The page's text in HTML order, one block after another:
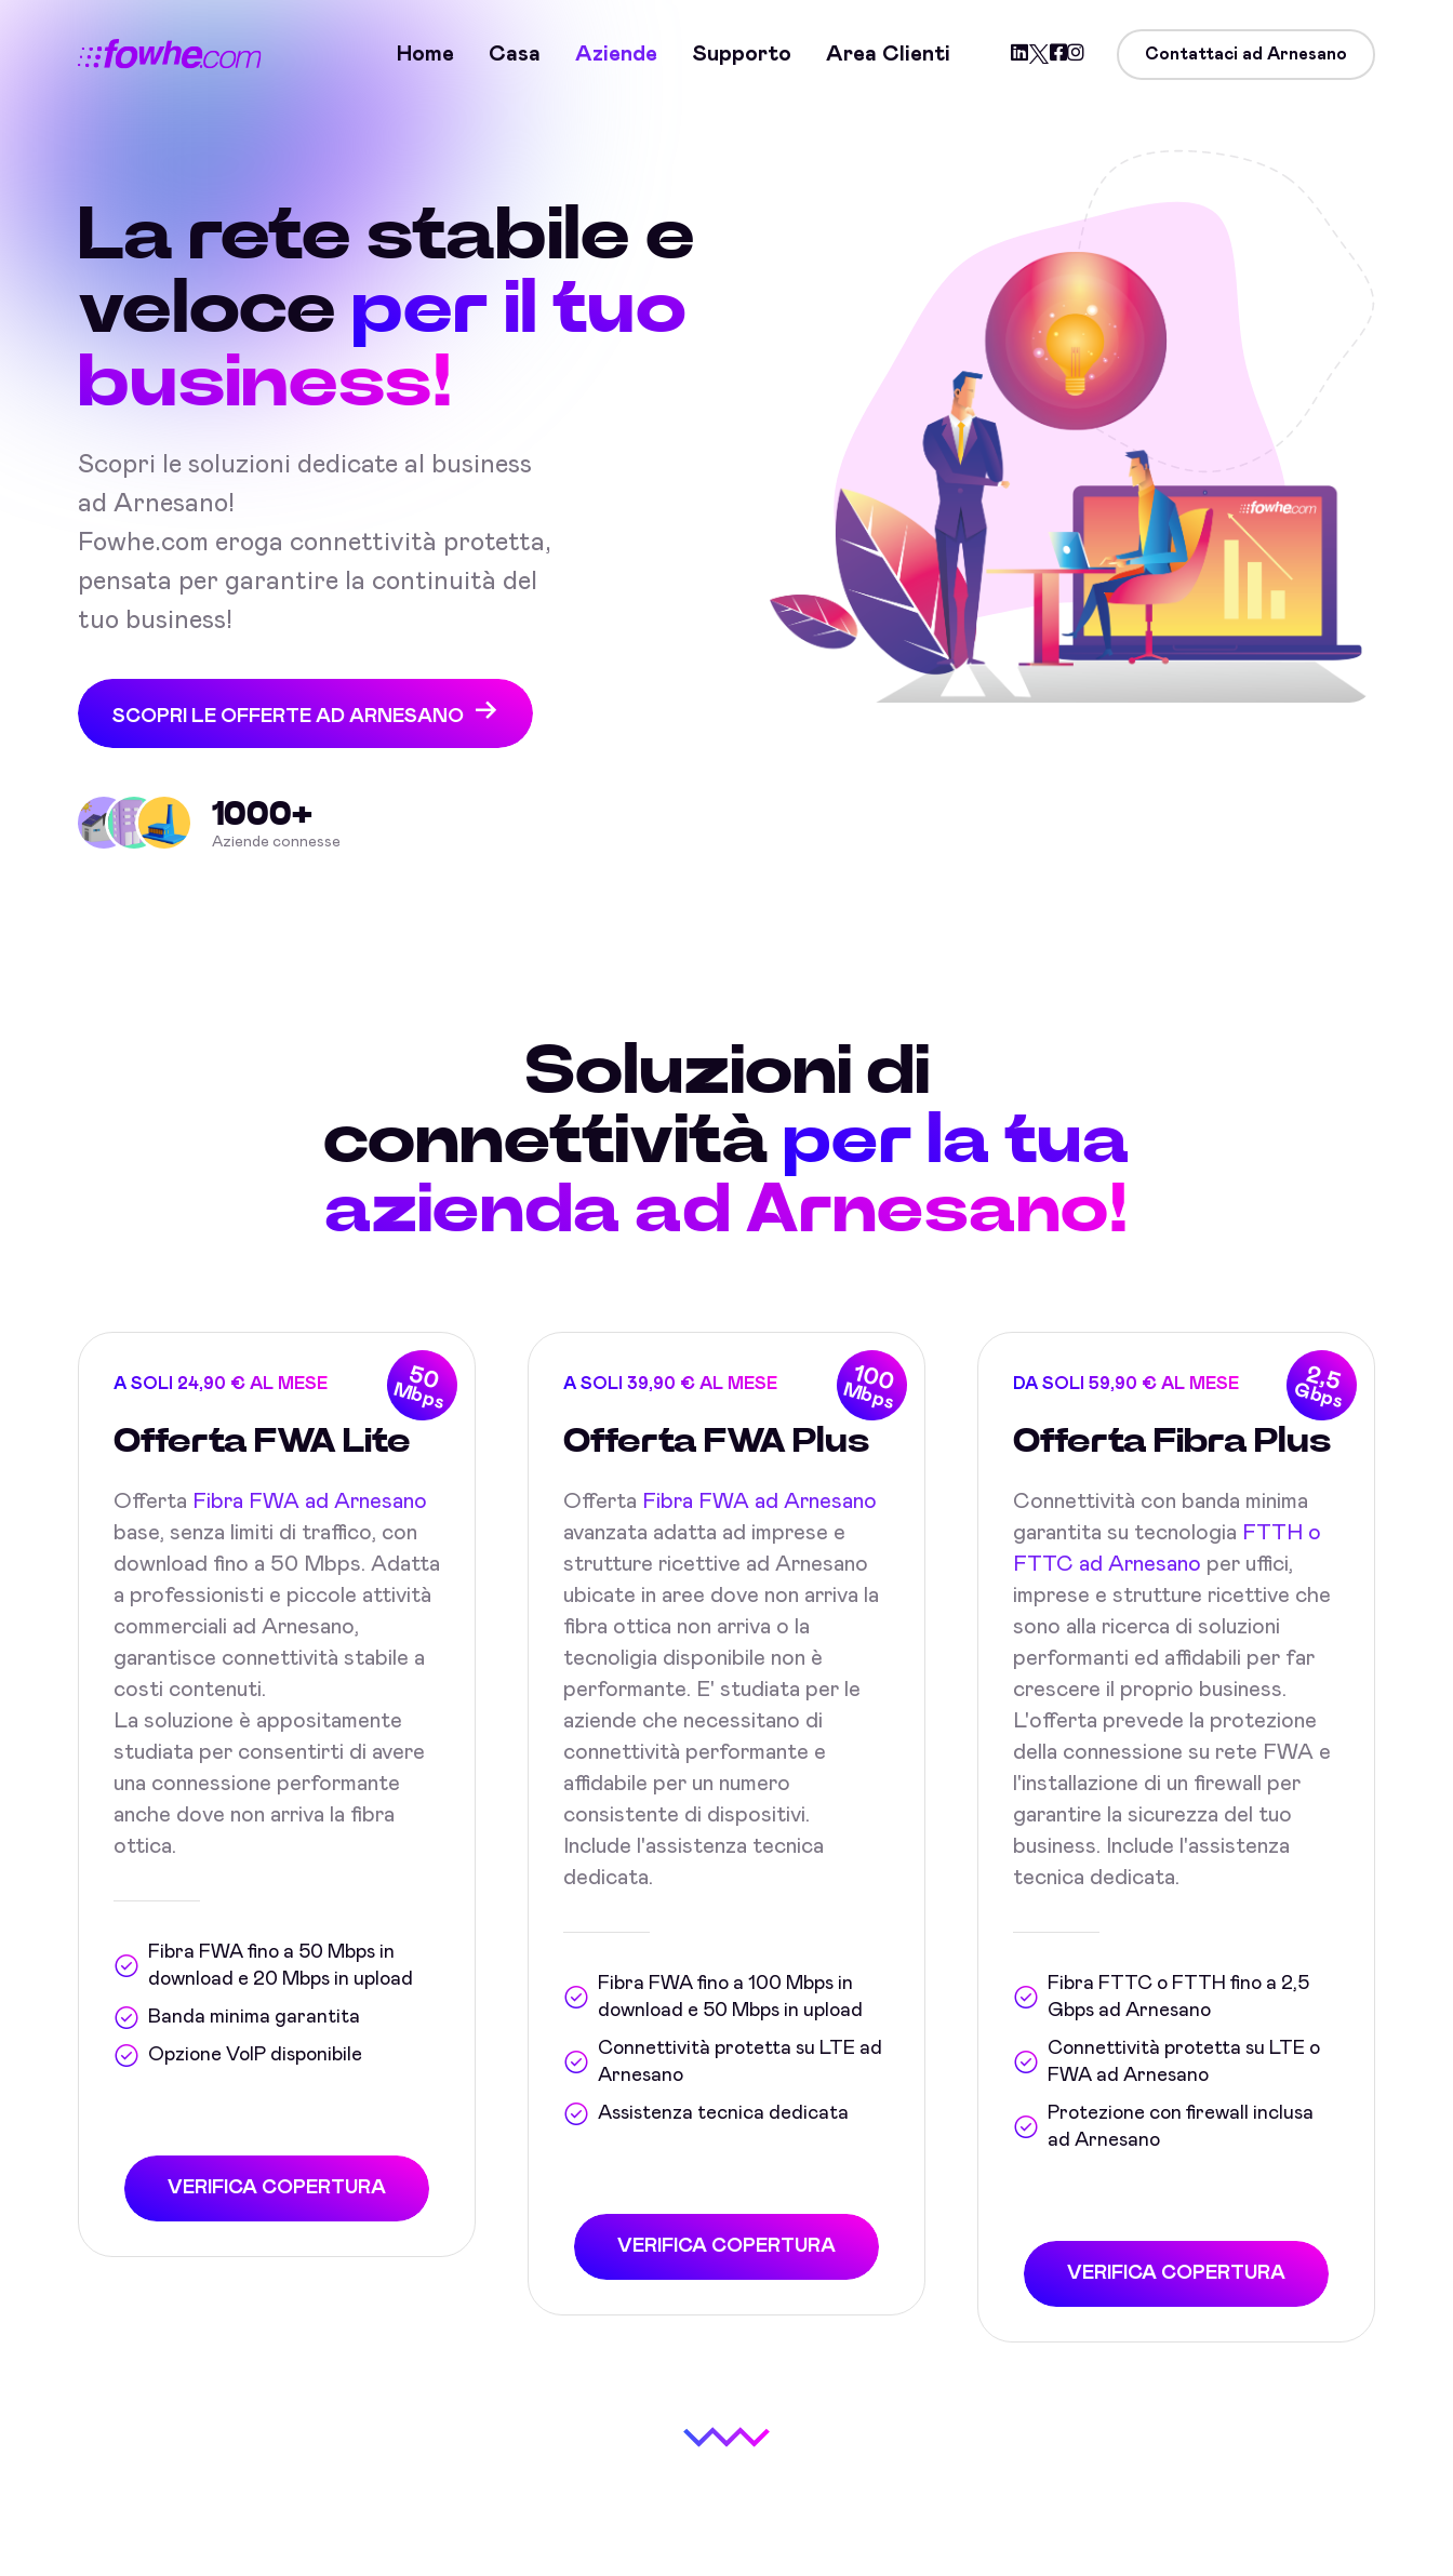
Home Casa Aziende Supporto Area Clienti Contattaci ad Arnesano
La rete stabile e
veloce per il tuo
business!
Scopri le soluzioni dedicate al business
ad Arnesano!
Fowhe.com eroga connettività protetta,
pensata per garantire la continuità del
tuo business!
SCOPRI LE OFFERTE AD ARNESANO
1000+
Aziende connesse
Soluzioni di
connettività per la tua
azienda ad Arnesano!
50
Mbps
A SOLI 24,90 € AL MESE
Offerta FWA Lite
Offerta Fibra FWA ad Arnesano
base, senza limiti di traffico, con
download fino a 50 Mbps. Adatta
a professionisti e piccole attività
commerciali ad Arnesano,
garantisce connettività stabile a
costi contenuti.
La soluzione è appositamente
studiata per consentirti di avere
una connessione performante
anche dove non arriva la fibra
ottica.
Fibra FWA fino a 50 Mbps in
download e 20 Mbps in upload
Banda minima garantita
Opzione VoIP disponibile
VERIFICA COPERTURA
100
Mbps
A SOLI 39,90 € AL MESE
Offerta FWA Plus
Offerta Fibra FWA ad Arnesano
avanzata adatta ad imprese e
strutture ricettive ad Arnesano
ubicate in aree dove non arriva la
fibra ottica non arriva o la
tecnoligia disponibile non è
performante. E' studiata per le
aziende che necessitano di
connettività performante e
affidabile per un numero
consistente di dispositivi.
Include l'assistenza tecnica
dedicata.
Fibra FWA fino a 100 Mbps in
download e 50 Mbps in upload
Connettività protetta su LTE ad
Arnesano
Assistenza tecnica dedicata
VERIFICA COPERTURA
2,5
Gbps
DA SOLI 59,90 € AL MESE
Offerta Fibra Plus
Connettività con banda minima
garantita su tecnologia FTTH o
FTTC ad Arnesano per uffici,
imprese e strutture ricettive che
sono alla ricerca di soluzioni
performanti ed affidabili per far
crescere il proprio business.
L'offerta prevede la protezione
della connessione su rete FWA e
l'installazione di un firewall per
garantire la sicurezza del tuo
business. Include l'assistenza
tecnica dedicata.
Fibra FTTC o FTTH fino a 2,5
Gbps ad Arnesano
Connettività protetta su LTE o
FWA ad Arnesano
Protezione con firewall inclusa
ad Arnesano
VERIFICA COPERTURA